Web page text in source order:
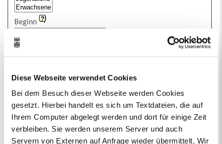
Diese Webseite verwendet Cookies
Bei dem Besuch dieser Webseite werden Cookies
gesetzt. Hierbei handelt es sich um Textdateien, die auf
Ihrem Computer abgelegt werden und dort für einige Zeit
verbleiben. Sie werden unserem Server und auch
Servern von Externen auf Anfrage wieder übermittelt. Wir
Beginn
Ende
Veranstaltungsstätte
Eintritt
Stichworte